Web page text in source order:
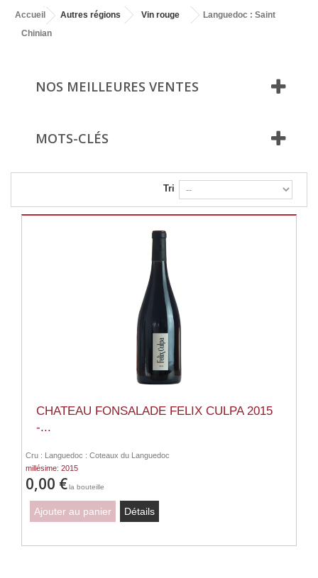
Accueil Autres régions Vin rouge
Languedoc : Saint
Chinian
NOS MEILLEURES VENTES
MOTS-CLÉS
Tri
CHATEAU FONSALADE FELIX CULPA 2015
-...
Cru : Languedoc : Coteaux du Languedoc
millésime: 2015
0,00 €la bouteille
Ajouter au panier Détails